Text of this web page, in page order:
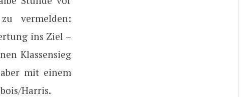
vermelden:
ins Ziel –
Klassensieg
mit einem
Harris.